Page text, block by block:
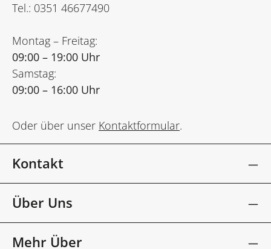
Tel.: 0351 46677490
Montag – Freitag:
09:00 – 19:00 Uhr
Samstag:
09:00 – 16:00 Uhr
Oder über unser Kontaktformular.
Kontakt
Über Uns
Mehr Über